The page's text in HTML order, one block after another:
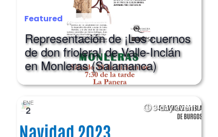
Featured
Representación de ¡Los cuernos
de don friolera! de Valle-Inclán
en Monleras (Salamanca)
ENE
2 3-day event